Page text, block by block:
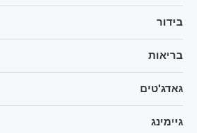
בידור
בריאות
גאדג'טים
גיימינג